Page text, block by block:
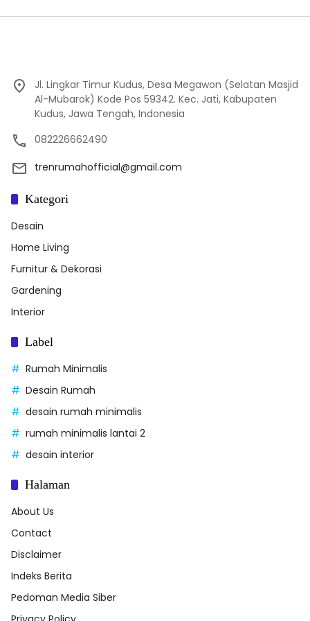
Jl. Lingkar Timur Kudus, Desa Megawon (Selatan Masjid
Al-Mubarok) Kode Pos 59342. Kec. Jati, Kabupaten
Kudus, Jawa Tengah, Indonesia
082226662490
trenrumahofficial@gmail.com
Kategori
Desain
Home Living
Furnitur & Dekorasi
Gardening
Interior
Label
Rumah Minimalis
Desain Rumah
desain rumah minimalis
rumah minimalis lantai 2
desain interior
Halaman
About Us
Contact
Disclaimer
Indeks Berita
Pedoman Media Siber